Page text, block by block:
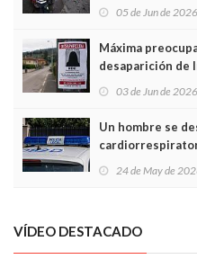
frontal
05 de Jun de 2026
Máxima
desaparición de
03 de Jun de 2026
Un hombre se
Local en Luanco
24 de May de
VÍDEO DESTACADO